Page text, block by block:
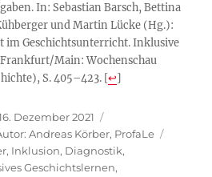
In: Sebastian Barsch, Bettina
und Martin Lücke (Hg.):
im Geschichtsunterricht. Inklusive
Main: Wochenschau
S. 405–423. [↩]
Dezember 2021
Andreas Körber, ProfaLe
, Inklusion, Diagnostik,
Geschichtslernen,